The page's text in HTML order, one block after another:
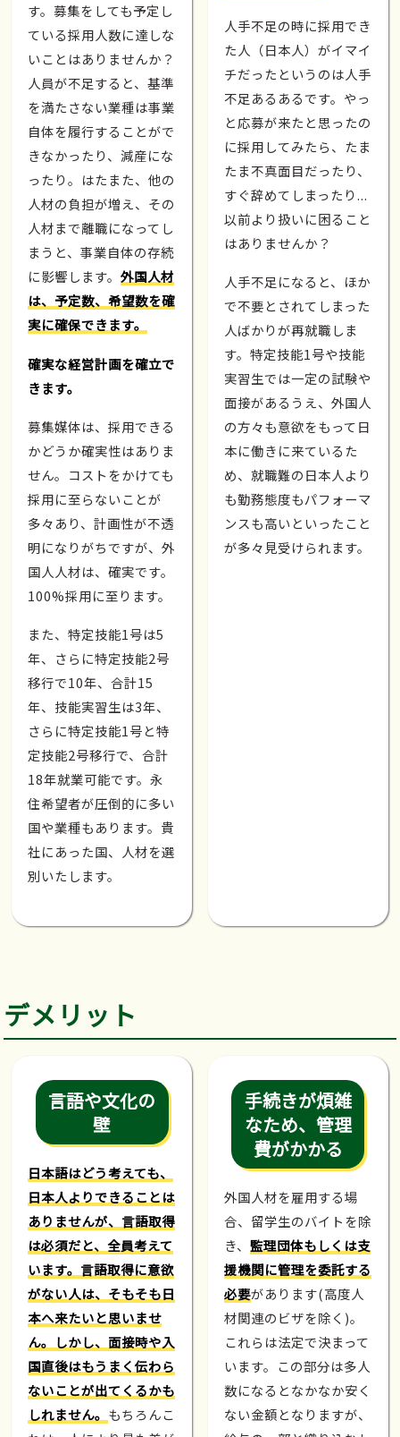
す。募集をしても予定し
ている採用人数に達しな
いことはありませんか？
人員が不足すると、基準
を満たさない業種は事業
自体を履行することがで
きなかったり、減産にな
ったり。はたまた、他の
人材の負担が増え、その
人材まで離職になってし
まうと、事業自体の存続
に影響します。外国人材
は、予定数、希望数を確
実に確保できます。
確実な経営計画を確立で
きます。
募集媒体は、採用できる
かどうか確実性はありま
せん。コストをかけても
採用に至らないことが
多々あり、計画性が不透
明になりがちですが、外
国人人材は、確実です。
100%採用に至ります。
また、特定技能1号は5
年、さらに特定技能2号
移行で10年、合計15
年、技能実習生は3年、
さらに特定技能1号と特
定技能2号移行で、合計
18年就業可能です。永
住希望者が圧倒的に多い
国や業種もあります。貴
社にあった国、人材を選
別いたします。
人手不足の時に採用でき
た人（日本人）がイマイ
チだったというのは人手
不足あるあるです。やっ
と応募が来たと思ったの
に採用してみたら、たま
たま不真面目だったり、
すぐ辞めてしまったり...
以前より扱いに困ること
はありませんか？
人手不足になると、ほか
で不要とされてしまった
人ばかりが再就職しま
す。特定技能1号や技能
実習生では一定の試験や
面接があるうえ、外国人
の方々も意欲をもって日
本に働きに来ているた
め、就職難の日本人より
も勤務態度もパフォーマ
ンスも高いといったこと
が多々見受けられます。
デメリット
言語や文化の
壁
日本語はどう考えても、
日本人よりできることは
ありませんが、言語取得
は必須だと、全員考えて
います。言語取得に意欲
がない人は、そもそも日
本へ来たいと思いませ
ん。しかし、面接時や入
国直後はもうまく伝わら
ないことが出てくるかも
しれません。 もちろんこ
手続きが煩雑
なため、管理
費がかかる
外国人材を雇用する場
合、留学生のバイトを除
き、 監理団体もしくは支
援機関に管理を委託する
必要があります(高度人
材関連のビザを除く)。
これらは法定で決まって
います。この部分は多人
数になるとなかなか安く
ない金額となりますが、